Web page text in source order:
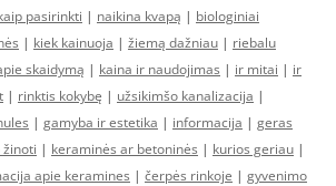
pasirinkti | naikina kvapą | biologiniai
| kiek kainuoja | žiemą dažniau | riebalu
skaidymą | kaina ir naudojimas | ir mitai | ir
| rinktis kokybę | užsikimšo kanalizacija |
| gamyba ir estetika | informacija | geras
| keraminės ar betoninės | kurios geriau |
apie keramines | čerpės rinkoje | gyvenimo